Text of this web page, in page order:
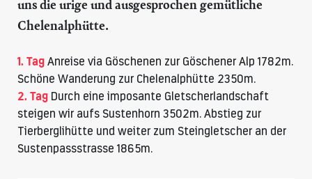
uns die urige und ausgesprochen gemütliche
Chelenalphütte.
1. Tag Anreise via Göschenen zur Göschener Alp 1782m.
Schöne Wanderung zur Chelenalphütte 2350m.
2. Tag Durch eine imposante Gletscherlandschaft
steigen wir aufs Sustenhorn 3502m. Abstieg zur
Tierberglihütte und weiter zum Steingletscher an der
Sustenpassstrasse 1865m.